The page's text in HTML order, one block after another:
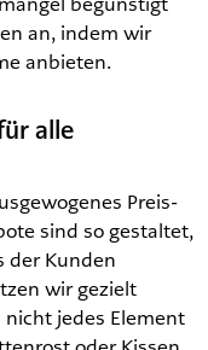
an, indem wir
anbieten.
alle
Preis-
sind so gestaltet,
der Kunden
wir gezielt
jedes Element